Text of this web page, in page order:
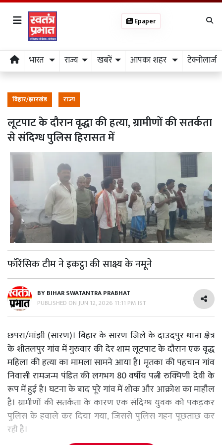
Epaper
भारत राज्य खबरें आपका शहर टेक्नोलाजी
बिहार/झारखंड राज्य
लूटपाट के दौरान वृद्धा की हत्या, ग्रामीणों की सतर्कता
से संदिग्ध पुलिस हिरासत में
फॉरेंसिक टीम ने इकट्ठा की साक्ष्य के नमूने
BYBIHAR SWATANTRA PRABHAT
PUBLISHED ONJUN 12, 2026 11:11 PM IST
छपरा/मांझी (सारण)। बिहार के सारण जिले के दाउदपुर थाना क्षेत्र
के शीतलपुर गांव में गुरुवार की देर शाम लूटपाट के दौरान एक वृद्ध
महिला की हत्या का मामला सामने आया है। मृतका की पहचान गांव
निवासी रामजन्म पंडित की लगभग 80 वर्षीय पत्नी रुक्मिणी देवी के
रूप में हुई है। घटना के बाद पूरे गांव में शोक और आक्रोश का माहौल
है। ग्रामीणों की सतर्कता के कारण एक संदिग्ध युवक को पकड़कर
पुलिस के हवाले कर दिया गया, जिससे पुलिस गहन पूछताछ कर
रही है।